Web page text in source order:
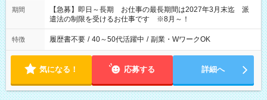
期間
【急募】即日～長期 お仕事の最長期間は2027年3月末迄 派
遣法の制限を受けるお仕事です ※8月～！
特徴 履歴書不要 / 40～50代活躍中 / 副業・WワークOK
気になる！ 応募する 詳細へ